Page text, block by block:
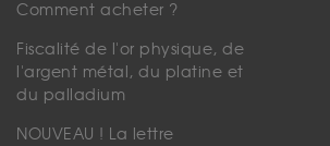
Comment acheter ?
Fiscalité de l'or physique, de
l'argent métal, du platine et
du palladium
NOUVEAU ! La lettre